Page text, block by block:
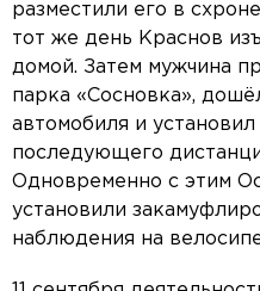
разместили его в
тот же день Краснов
домой. Затем мужчина
парка «Сосновка»,
автомобиля и
последующего
Одновременно с этим
установили
наблюдения на